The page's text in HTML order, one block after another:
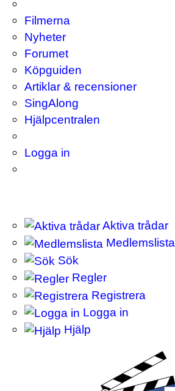
Filmerna
Nyheter
Forumet
Köpguiden
Artiklar & recensioner
SingAlong
Hjälpcentralen
Logga in
Aktiva trådar
Medlemslista
Sök
Regler
Registrera
Logga in
Hjälp